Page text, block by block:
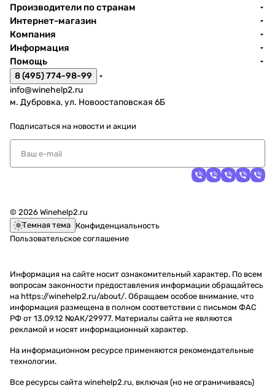
Производители по странам
Интернет-магазин
Компания
Информация
Помощь
8 (495) 774-98-99
info@winehelp2.ru
м. Дубровка, ул. Новоостаповская 6Б
Подписаться на новости и акции
© 2026 Winehelp2.ru
Темная тема Конфиденциальность
Пользовательское соглашение
Информация на сайте носит ознакомительный характер. По всем
вопросам законности предоставления информации обращайтесь
на https://winehelp2.ru/about/. Обращаем особое внимание, что
информация размещена в полном соответствии с письмом ФАС
РФ от 13.09.12 №АК/29977. Материалы сайта не являются
рекламой и носят информационный характер.
На информационном ресурсе применяются рекомендательные
технологии.
Все ресурсы сайта winehelp2.ru, включая (но не ограничиваясь)